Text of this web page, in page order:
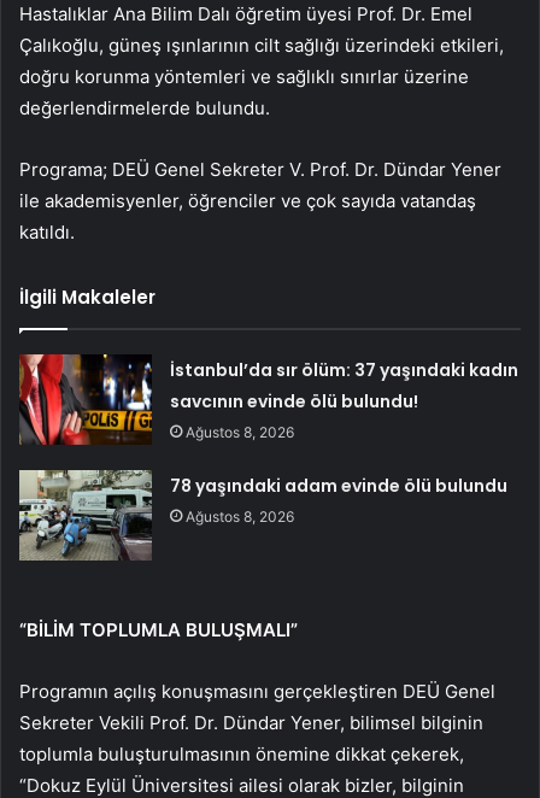
Hastalıklar Ana Bilim Dalı öğretim üyesi Prof. Dr. Emel
Çalıkoğlu, güneş ışınlarının cilt sağlığı üzerindeki etkileri,
doğru korunma yöntemleri ve sağlıklı sınırlar üzerine
değerlendirmelerde bulundu.
Programa; DEÜ Genel Sekreter V. Prof. Dr. Dündar Yener
ile akademisyenler, öğrenciler ve çok sayıda vatandaş
katıldı.
İlgili Makaleler
İstanbul’da sır ölüm: 37 yaşındaki kadın
savcının evinde ölü bulundu!
Ağustos 8, 2026
78 yaşındaki adam evinde ölü bulundu
Ağustos 8, 2026
“BİLİM TOPLUMLA BULUŞMALI”
Programın açılış konuşmasını gerçekleştiren DEÜ Genel
Sekreter Vekili Prof. Dr. Dündar Yener, bilimsel bilginin
toplumla buluşturulmasının önemine dikkat çekerek,
“Dokuz Eylül Üniversitesi ailesi olarak bizler, bilginin